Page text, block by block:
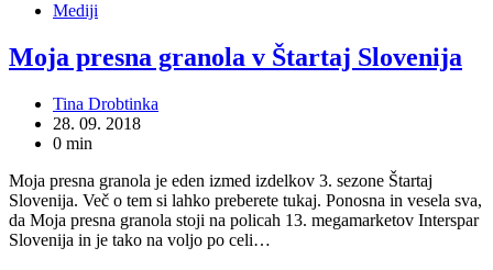
Mediji
Moja presna granola v Štartaj Slovenija
Tina Drobtinka
28. 09. 2018
0 min
Moja presna granola je eden izmed izdelkov 3. sezone Štartaj
Slovenija. Več o tem si lahko preberete tukaj. Ponosna in vesela sva,
da Moja presna granola stoji na policah 13. megamarketov Interspar
Slovenija in je tako na voljo po celi…